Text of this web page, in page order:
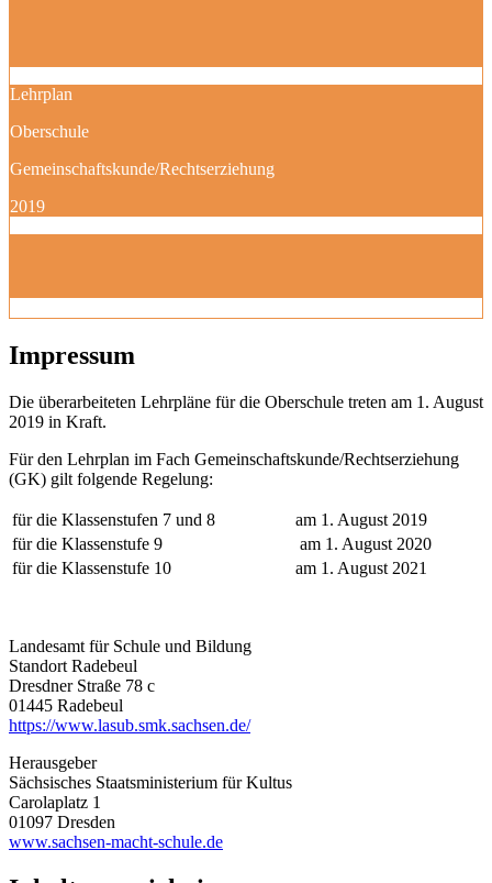
Lehrplan
Oberschule
Gemeinschaftskunde/Rechtserziehung
2019
Impressum
Die überarbeiteten Lehrpläne für die Oberschule treten am 1. August
2019 in Kraft.
Für den Lehrplan im Fach Gemeinschaftskunde/Rechtserziehung
(GK) gilt folgende Regelung:
für die Klassenstufen 7 und 8
am 1. August 2019
für die Klassenstufe 9
am 1. August 2020
für die Klassenstufe 10
am 1. August 2021
Landesamt für Schule und Bildung
Standort Radebeul
Dresdner Straße 78 c
01445 Radebeul
https://www.lasub.smk.sachsen.de/
Herausgeber
Sächsisches Staatsministerium für Kultus
Carolaplatz 1
01097 Dresden
www.sachsen-macht-schule.de